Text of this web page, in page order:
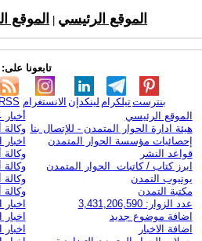
الموقع الرئيسي الموقع
تابعونا على:
RSS الانستغرام لينكدإن تيلكرامبنترست
الموقع الرئيسي
هيئة ادارة الحوار المتمدن - للإتصال بنا
إحصائيات مؤسسة الحوار المتمدن
قواعد النشر
ابرز كتاب / كاتبات الحوار المتمدن
يوتيوب التمدن
مكتبة التمدن
عدد الزوار: 3,431,206,590
اضافة موضوع جديد
اضافة الاخبار
أخبار
وكالة
وكالة
وكالة
وكالة
وكالة
اخبار
اخبار